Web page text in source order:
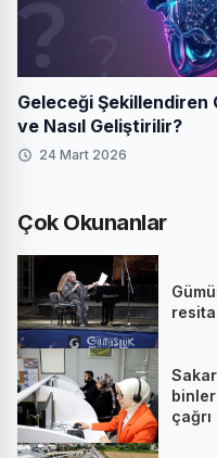
Geleceği Şekillendiren
ve Nasıl Geliştirilir?
24 Mart 2026
Çok Okunanlar
çağrı